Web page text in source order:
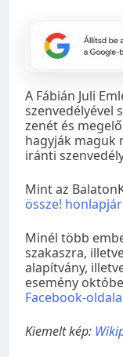
A Fábián Juli
szenvedélyével
zenét és
hagyják maguk
iránti
Mint az
össze!
Minél több
szakaszra,
alapítvány,
esemény
Facebook-oldala
Kiemelt kép: